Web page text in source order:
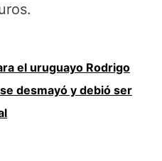
el uruguayo Rodrigo
desmayó y debió ser